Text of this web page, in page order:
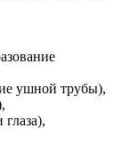
ушной трубы),